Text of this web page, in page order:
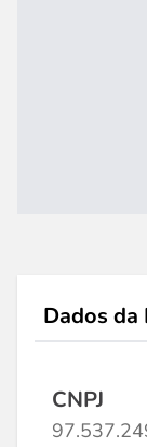
Dados da
CNPJ